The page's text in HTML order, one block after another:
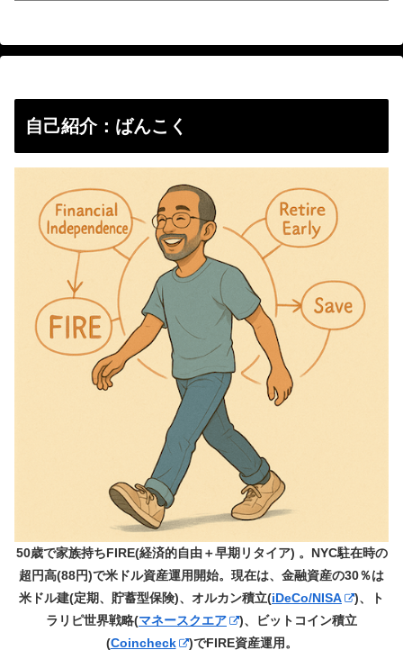
自己紹介：ばんこく
50歳で家族持ちFIRE(経済的自由＋早期リタイア) 。NYC駐在時の
超円高(88円)で米ドル資産運用開始。現在は、金融資産の30％は
米ドル建(定期、貯蓄型保険)、オルカン積立(iDeCo/NISA
)、ト
ラリピ世界戦略(マネースクエア
)、ビットコイン積立
(Coincheck )でFIRE資産運用。